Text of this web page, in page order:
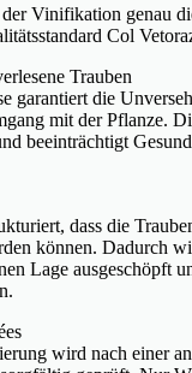
Vinifikation genau
Col
Trauben
garantiert die
mit der Pflanze.
beeinträchtigt
dass die
können. Dadurch
Lage ausgeschöpft
wird nach einer